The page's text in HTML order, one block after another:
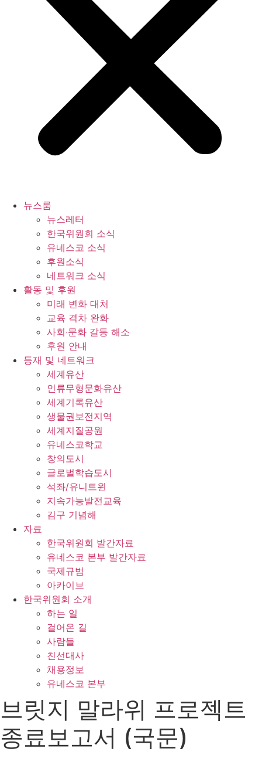
뉴스룸
뉴스레터
한국위원회 소식
유네스코 소식
후원소식
네트워크 소식
활동 및 후원
미래 변화 대처
교육 격차 완화
사회∙문화 갈등 해소
후원 안내
등재 및 네트워크
세계유산
인류무형문화유산
세계기록유산
생물권보전지역
세계지질공원
유네스코학교
창의도시
글로벌학습도시
석좌/유니트윈
지속가능발전교육
김구 기념해
자료
한국위원회 발간자료
유네스코 본부 발간자료
국제규범
아카이브
한국위원회 소개
하는 일
걸어온 길
사람들
친선대사
채용정보
유네스코 본부
브릿지 말라위 프로젝트
종료보고서 (국문)